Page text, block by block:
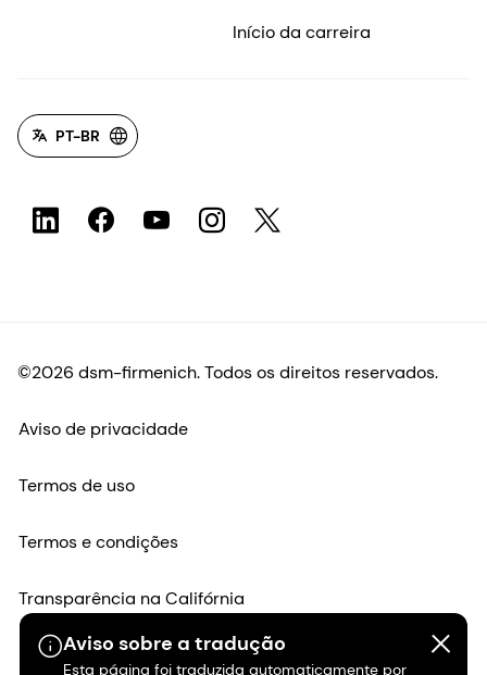
Aviso sobre a tradução
Esta página foi traduzida automaticamente por
Início da carreira
PT-BR
©2026 dsm-firmenich. Todos os direitos reservados.
Aviso de privacidade
Termos de uso
Termos e condições
Transparência na Califórnia
Declaração de acessibilidade